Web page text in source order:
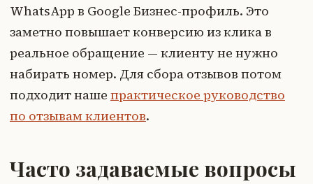
WhatsApp в Google Бизнес-профиль. Это
заметно повышает конверсию из клика в
реальное обращение — клиенту не нужно
набирать номер. Для сбора отзывов потом
подходит наше практическое руководство
по отзывам клиентов.
Часто задаваемые вопросы